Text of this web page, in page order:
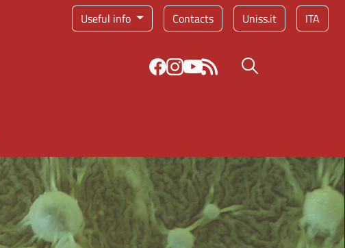
Useful info Service menu
Contacts Uniss.it ITA
Search button